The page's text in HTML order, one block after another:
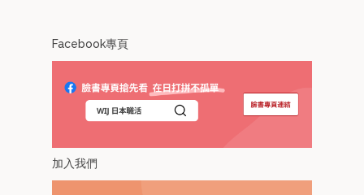
Facebook專頁
加入我們